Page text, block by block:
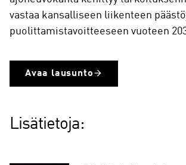
vastaa kansalliseen liikenteen
puolittamistavoitteeseen vuoteen
Avaa lausunto
Lisätietoja: